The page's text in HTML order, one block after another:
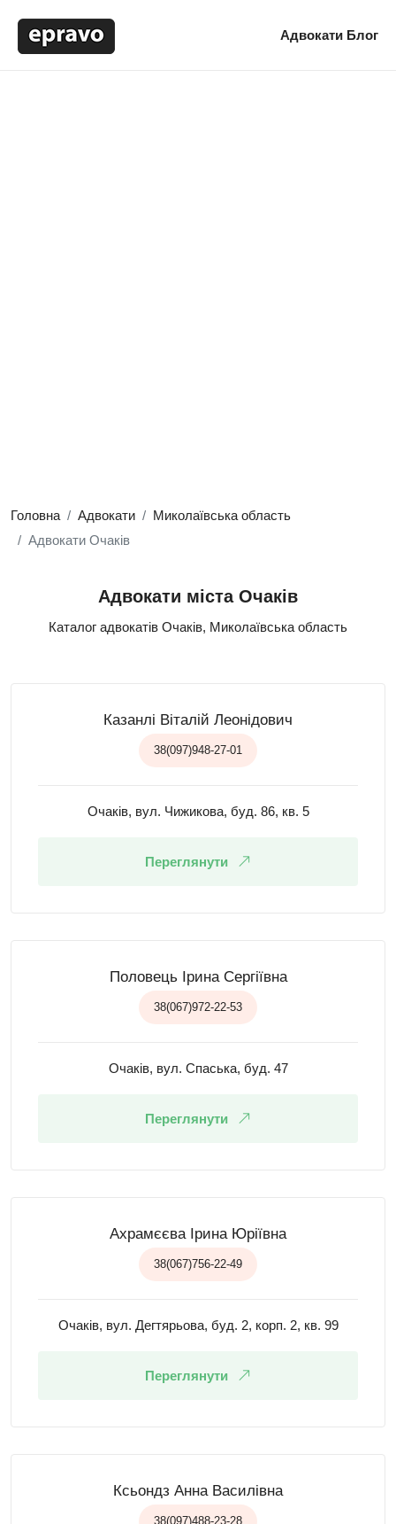
Адвокати Блог
Головна Адвокати
Миколаївська область
Адвокати Очаків
Адвокати міста Очаків
Каталог адвокатів Очаків, Миколаївська область
Казанлі Віталій Леонідович
38(097)948-27-01
Очаків, вул. Чижикова, буд. 86, кв. 5
Переглянути
Половець Ірина Сергіївна
38(067)972-22-53
Очаків, вул. Спаська, буд. 47
Переглянути
Ахрамєєва Ірина Юріївна
38(067)756-22-49
Очаків, вул. Дегтярьова, буд. 2, корп. 2, кв. 99
Переглянути
Ксьондз Анна Василівна
38(097)488-23-28